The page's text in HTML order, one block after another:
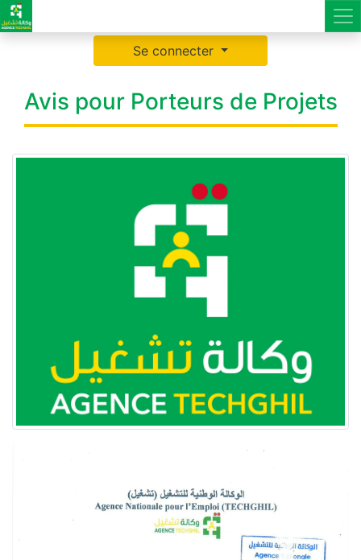
Se connecter
Avis pour Porteurs de Projets